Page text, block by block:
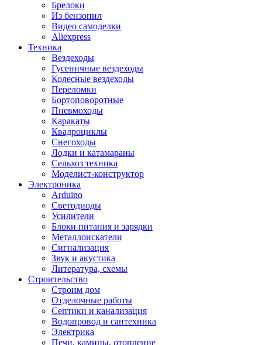
Брелоки
Из бензопил
Видео самоделки
Aliexpress
Техника
Вездеходы
Гусеничные вездеходы
Колесные вездеходы
Переломки
Бортоповоротные
Пневмоходы
Каракаты
Квадроциклы
Снегоходы
Лодки и катамараны
Сельхоз техника
Моделист-конструктор
Электроника
Arduino
Светодиоды
Усилители
Блоки питания и зарядки
Металлоискатели
Сигнализация
Звук и акустика
Литература, схемы
Строительство
Строим дом
Отделочные работы
Септики и канализация
Водопровод и сантехника
Электрика
Печи, камины, отопление